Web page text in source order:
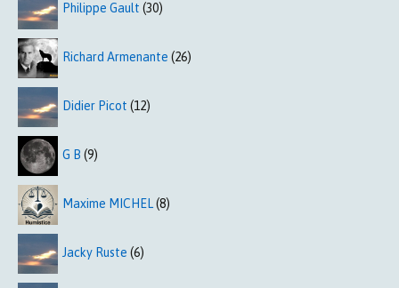
Philippe Gault (30)
Richard Armenante (26)
Didier Picot (12)
G B (9)
Maxime MICHEL(8)
Jacky Ruste (6)